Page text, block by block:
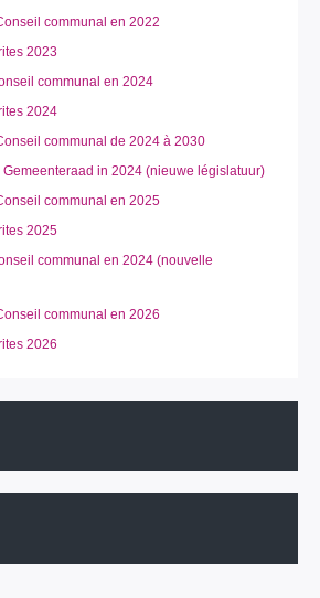
communal en 2022
2023
communal en 2024
2024
communal de 2024 à 2030
Gemeenteraad in 2024 (nieuwe législatuur)
communal en 2025
2025
communal en 2024 (nouvelle
communal en 2026
2026